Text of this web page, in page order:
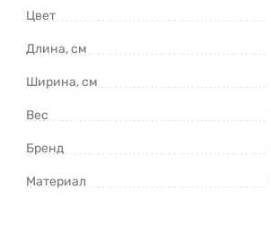
Сухая чистка запрещена
Цвет
Длина, см
Ширина, см
Вес
Бренд
Материал